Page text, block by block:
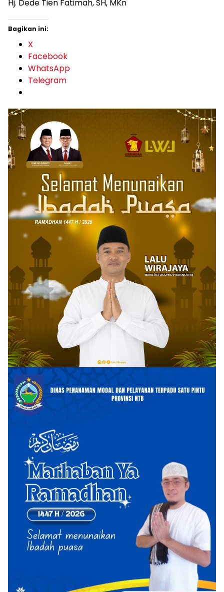
Hj. Dede Tien Fatimah, SH, MKn
Bagikan ini:
X
Facebook
WhatsApp
Telegram